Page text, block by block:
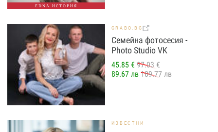
EDNA ИСТОРИЯ
GRABO.BG
Семейна фотосесия -
Photo Studio VK
45.85 € 97.03 €
89.67 лв 189.77 лв
ИЗВЕСТНИ